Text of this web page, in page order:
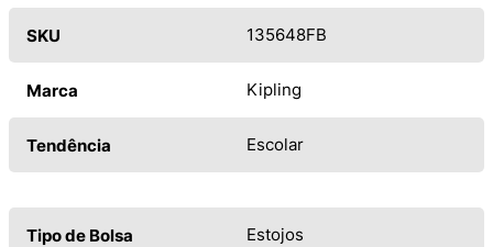
SKU 135648FB
Marca Kipling
Tendência Escolar
Tipo de Bolsa Estojos